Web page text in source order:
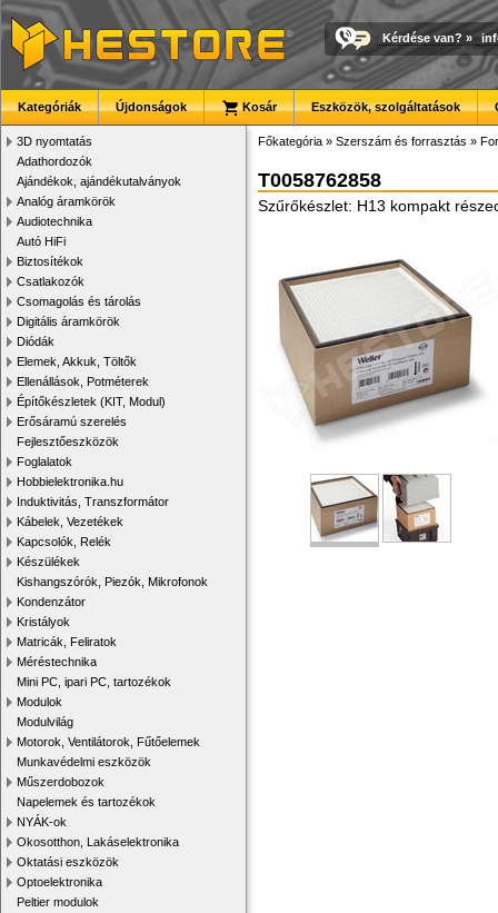
Kérdése van? »
Kategóriák Újdonságok Kosár Eszközök, szolgáltatások
3D nyomtatás
Adathordozók
Ajándékok, ajándékutalványok
Analóg áramkörök
Audiotechnika
Autó HiFi
Biztosítékok
Csatlakozók
Csomagolás és tárolás
Digitális áramkörök
Diódák
Elemek, Akkuk, Töltők
Ellenállások, Potméterek
Építőkészletek (KIT, Modul)
Erősáramú szerelés
Fejlesztőeszközök
Foglalatok
Hobbielektronika.hu
Induktivitás, Transzformátor
Kábelek, Vezetékek
Kapcsolók, Relék
Készülékek
Kishangszórók, Piezók, Mikrofonok
Kondenzátor
Kristályok
Matricák, Feliratok
Méréstechnika
Mini PC, ipari PC, tartozékok
Modulok
Modulvilág
Motorok, Ventilátorok, Fűtőelemek
Munkavédelmi eszközök
Műszerdobozok
Napelemek és tartozékok
NYÁK-ok
Okosotthon, Lakáselektronika
Oktatási eszközök
Optoelektronika
Peltier modulok
Főkategória » Szerszám és forrasztás »
T0058762858
Szűrőkészlet: H13 kompakt